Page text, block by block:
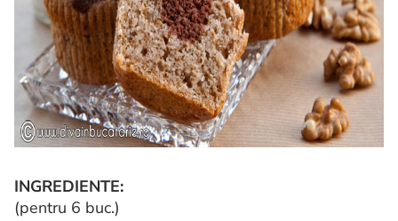
INGREDIENTE:
(pentru 6 buc.)